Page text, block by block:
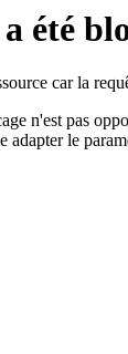
été
car la
n'est pas
adapter le